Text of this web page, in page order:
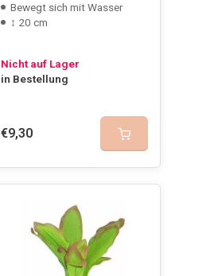
Bewegt sich mit Wasser
↕ 20 cm
Nicht auf Lager
in Bestellung
€9,30